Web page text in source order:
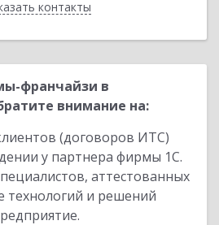
контакты
Назад
франчайзи в
внимание на:
(договоров ИТС)
у партнера фирмы 1С.
аттестованных
технологий и решений